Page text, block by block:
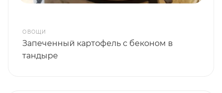
ОВОЩИ
Запеченный картофель с беконом в
тандыре